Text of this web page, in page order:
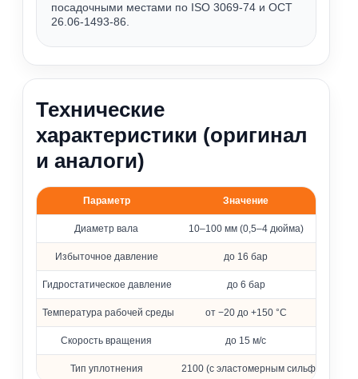
посадочными местами по ISO 3069-74 и ОСТ
26.06-1493-86.
Технические
характеристики (оригинал
и аналоги)
Основные параметры уплотнения 2100
Параметр Значение
Диаметр вала 10–100 мм (0,5–4 дюйма)
Избыточное давление до 16 бар
Гидростатическое давление до 6 бар
Температура рабочей среды от −20 до +150 °C
Скорость вращения до 15 м/с
Тип уплотнения 2100 (с эластомерным сильфоном)